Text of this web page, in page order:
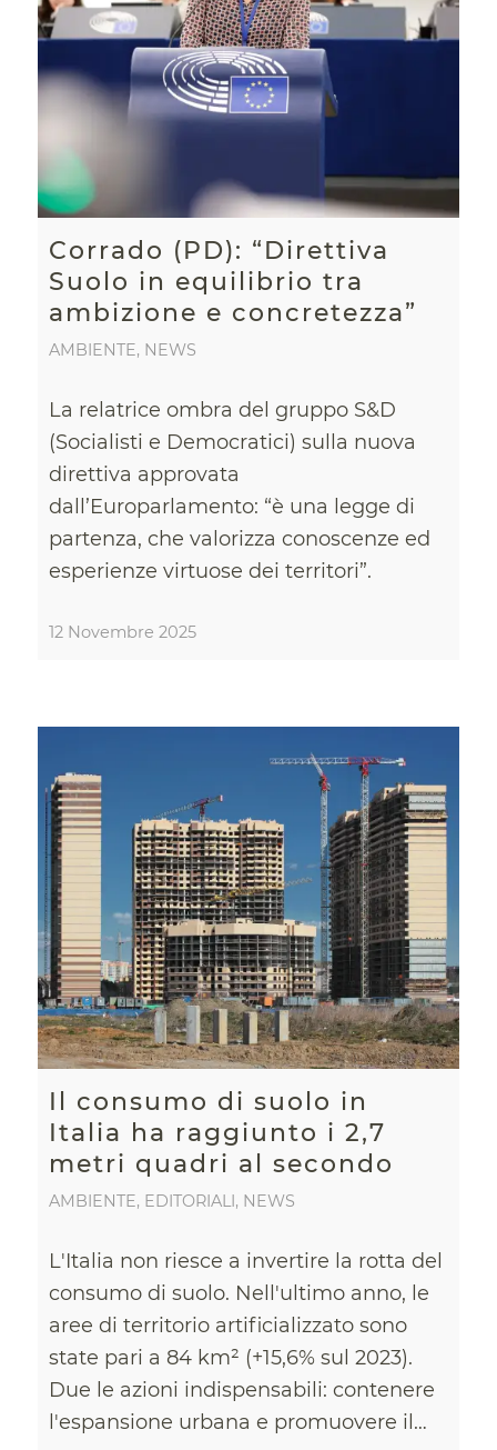
Corrado (PD): “Direttiva
Suolo in equilibrio tra
ambizione e concretezza”
AMBIENTE, NEWS
La relatrice ombra del gruppo S&D
(Socialisti e Democratici) sulla nuova
direttiva approvata
dall’Europarlamento: “è una legge di
partenza, che valorizza conoscenze ed
esperienze virtuose dei territori”.
12 Novembre 2025
Il consumo di suolo in
Italia ha raggiunto i 2,7
metri quadri al secondo
AMBIENTE, EDITORIALI, NEWS
L'Italia non riesce a invertire la rotta del
consumo di suolo. Nell'ultimo anno, le
aree di territorio artificializzato sono
state pari a 84 km² (+15,6% sul 2023).
Due le azioni indispensabili: contenere
l'espansione urbana e promuovere il…